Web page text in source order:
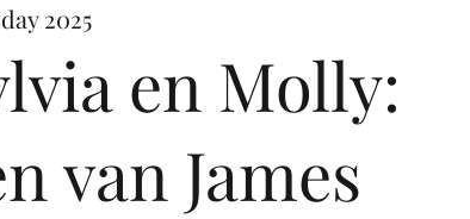
2025
en Molly:
van James